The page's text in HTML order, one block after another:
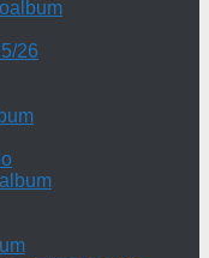
26